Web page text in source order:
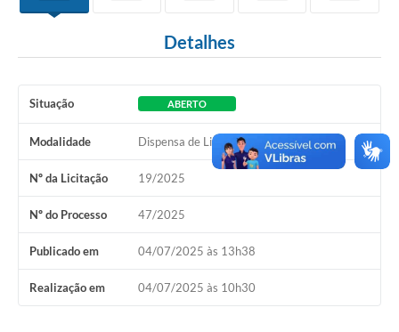
Detalhes
Situação ABERTO
Modalidade Dispensa de Licitação
Nº da Licitação 19/2025
Nº do Processo 47/2025
Publicado em 04/07/2025 às 13h38
Realização em 04/07/2025 às 10h30